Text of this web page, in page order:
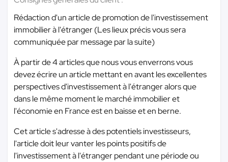
Rédaction d'un article de promotion de l'investissement
immobilier à l'étranger (Les lieux précis vous sera
communiquée par message par la suite)
À partir de 4 articles que nous vous enverrons vous
devez écrire un article mettant en avant les excellentes
perspectives d'investissement à l'étranger alors que
dans le même moment le marché immobilier et
l'économie en France est en baisse et en berne.
Cet article s'adresse à des potentiels investisseurs,
l'article doit leur vanter les points positifs de
l'investissement à l'étranger pendant une période ou